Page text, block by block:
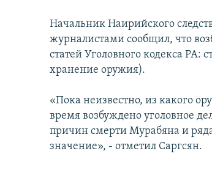
Начальник Наирийского
журналистами сообщил, что
статей Уголовного кодекса РА:
хранение оружия).
«Пока неизвестно, из какого
время возбуждено уголовное
причин смерти Мурабяна и
значение», - отметил Саргсян.